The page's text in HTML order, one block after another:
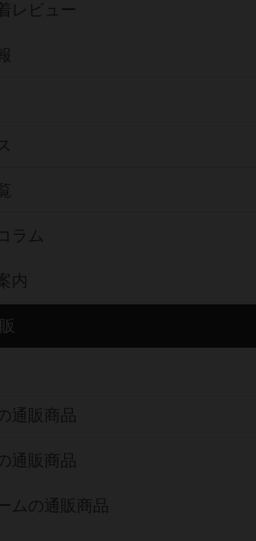
レビュー
ラム
内
通販商品
通販商品
ムの通販商品